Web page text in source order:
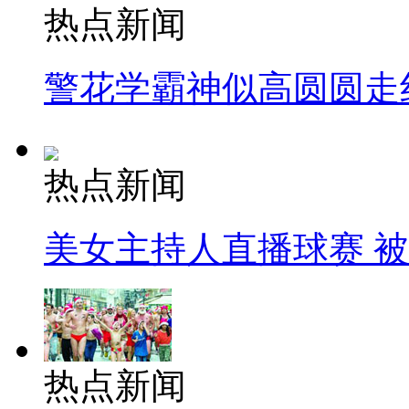
热点新闻
警花学霸神似高圆圆走
热点新闻
美女主持人直播球赛
热点新闻